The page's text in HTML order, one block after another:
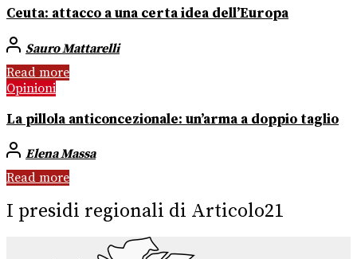
Ceuta: attacco a una certa idea dell’Europa
Sauro Mattarelli
Read more
Opinioni
La pillola anticoncezionale: un’arma a doppio taglio
Elena Massa
Read more
I presidi regionali di Articolo21